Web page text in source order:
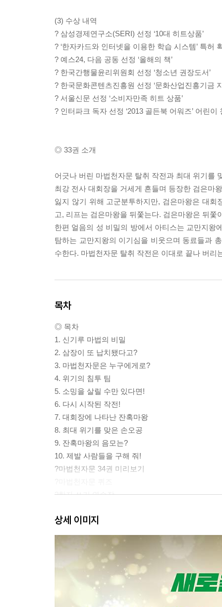
(3) 수상 내역
? 삼성경제연구소(SERI) 선정 ‘10대 히트상품’
? ‘한자카드와 인터넷을 이용한 학습 시스템’ 특허
? 예스24, 다음 공동 선정 ‘올해의 책’
? 한국간행물윤리위원회 선정 ‘청소년 권장도서’
? 한국문화콘텐츠진흥원 선정 ‘문화산업진흥기금
? 서울신문 선정 ‘소비자만족 히트 상품’
? 인터파크 독자 선정 ‘2013 골든북 어워즈’ 어린이
◎ 33권 소개
어긋나 버린 마법천자문 탈취 작전과 최대 위기를
최강 전사 대회장을 거세게 흔들며 등장한 검은마
잃지 않기 위해 고군분투하지만, 검은마왕은 대
고, 리프는 검은마왕을 뒤쫓는다. 검은마왕은 뒤
한편 얼음의 성 비밀의 방에서 아티스는 교만지왕
탐하는 교만지왕의 이기심을 비웃으며 동료들과
수한다. 마법천자문 탈취 작전은 이대로 끝나 버
목차
◎ 목차
1. 신기루 마법의 비밀
2. 삼장이 또 납치됐다고?
3. 마법천자문은 누구에게로?
4. 위기의 침투 팀
5. 소밍을 살릴 수만 있다면!
6. 다시 시작된 작전!
7. 대회장에 나타난 잔혹마왕
8. 최대 위기를 맞은 손오공
9. 잔혹마왕의 음모는?
10. 제발 사람들을 구해 줘!
?마법천자문 34권 미리보기
?한자 쓰기 연습장
상세 이미지